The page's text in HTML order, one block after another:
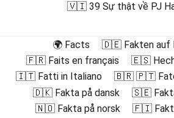
🇻🇮 39 Sự thật về PJ
🌍 Facts
🇩🇪 Fakten auf
🇫🇷 Faits en français
🇪🇸
🇮🇹 Fatti in Italiano
🇧🇷 🇵🇹
🇩🇰 Fakta på dansk
🇸🇪
🇳🇴 Fakta på norsk
🇫🇮